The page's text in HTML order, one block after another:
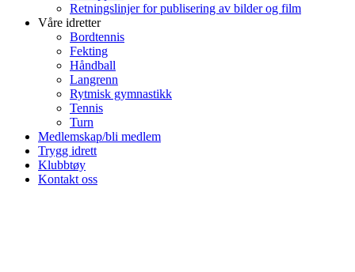
Retningslinjer for publisering av bilder og film
Våre idretter
Bordtennis
Fekting
Håndball
Langrenn
Rytmisk gymnastikk
Tennis
Turn
Medlemskap/bli medlem
Trygg idrett
Klubbtøy
Kontakt oss